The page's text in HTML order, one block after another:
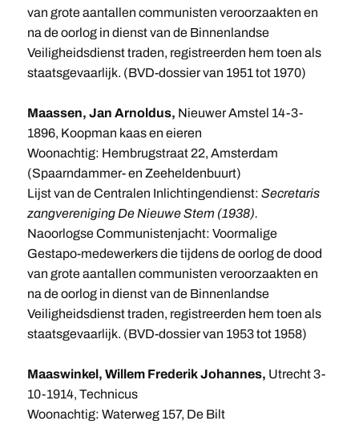
van grote aantallen communisten veroorzaakten en
na de oorlog in dienst van de Binnenlandse
Veiligheidsdienst traden, registreerden hem toen als
staatsgevaarlijk. (BVD-dossier van 1951 tot 1970)
Maassen, Jan Arnoldus, Nieuwer Amstel 14-3-
1896, Koopman kaas en eieren
Woonachtig: Hembrugstraat 22, Amsterdam
(Spaarndammer- en Zeeheldenbuurt)
Lijst van de Centralen Inlichtingendienst: Secretaris
zangvereniging De Nieuwe Stem (1938).
Naoorlogse Communistenjacht: Voormalige
Gestapo-medewerkers die tijdens de oorlog de dood
van grote aantallen communisten veroorzaakten en
na de oorlog in dienst van de Binnenlandse
Veiligheidsdienst traden, registreerden hem toen als
staatsgevaarlijk. (BVD-dossier van 1953 tot 1958)
Maaswinkel, Willem Frederik Johannes, Utrecht 3-
10-1914, Technicus
Woonachtig: Waterweg 157, De Bilt